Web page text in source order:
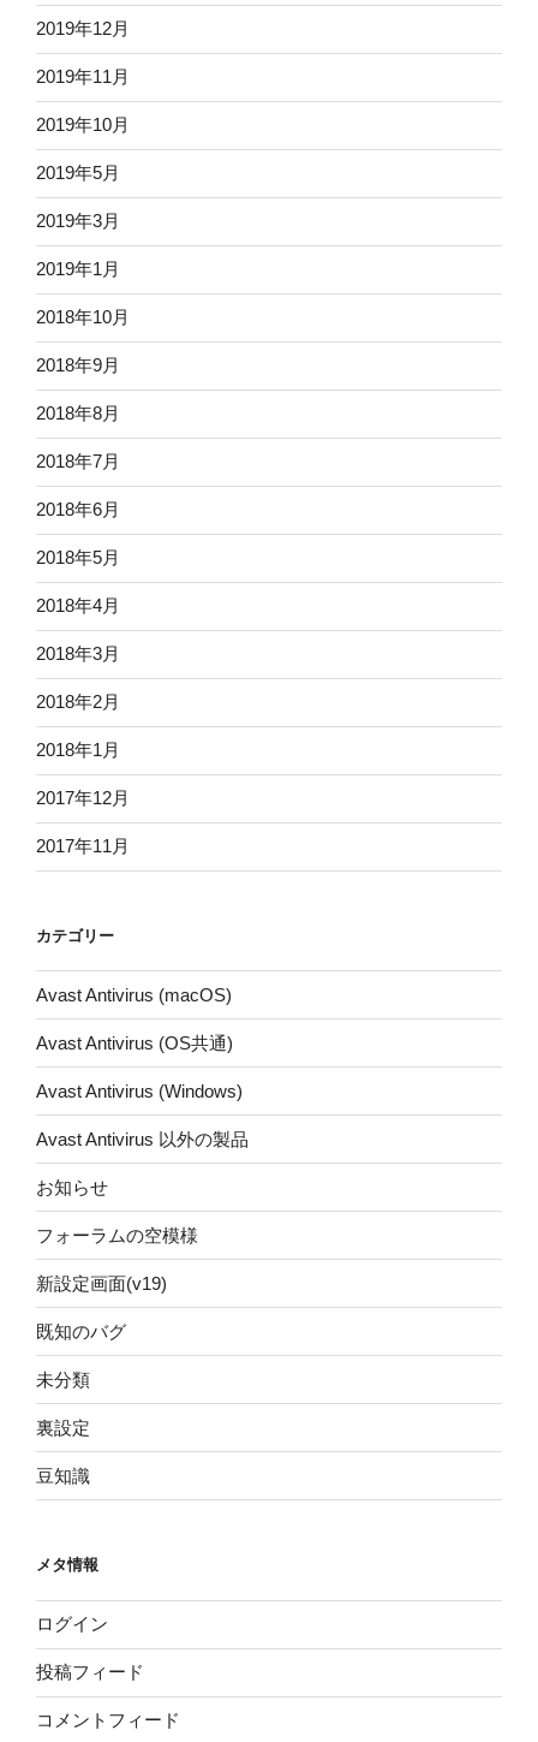
2019年12月
2019年11月
2019年10月
2019年5月
2019年3月
2019年1月
2018年10月
2018年9月
2018年8月
2018年7月
2018年6月
2018年5月
2018年4月
2018年3月
2018年2月
2018年1月
2017年12月
2017年11月
カテゴリー
Avast Antivirus (macOS)
Avast Antivirus (OS共通)
Avast Antivirus (Windows)
Avast Antivirus 以外の製品
お知らせ
フォーラムの空模様
新設定画面(v19)
既知のバグ
未分類
裏設定
豆知識
メタ情報
ログイン
投稿フィード
コメントフィード